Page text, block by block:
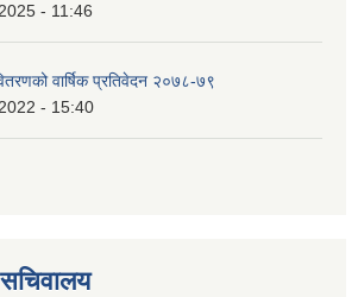
- 11:46
वार्षिक प्रतिवेदन २०७८-७९
- 15:40